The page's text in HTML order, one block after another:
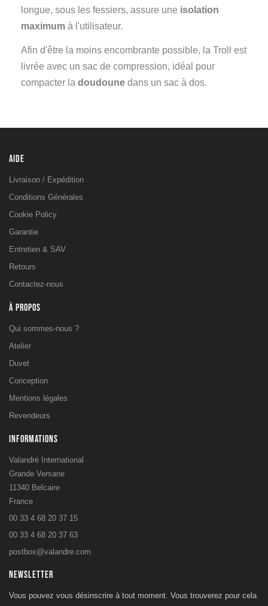
longue, sous les fessiers, assure une isolation
maximum à l'utilisateur.
Afin d'être la moins encombrante possible, la Troll est
livrée avec un sac de compression, idéal pour
compacter la doudoune dans un sac à dos.
AIDE
Livraison / Expédition
Conditions Générales
Cookie Policy
Garantie
Entretien & SAV
Retours
Contactez-nous
À PROPOS
Qui sommes-nous ?
Atelier
Duvet
Conception
Mentions légales
Revendeurs
INFORMATIONS
Valandré International
Grande Versane
11340 Belcaire
France
00 33 4 68 20 37 15
00 33 4 68 20 37 63
postbox@valandre.com
NEWSLETTER
Vous pouvez vous désinscrire à tout moment. Vous trouverez pour cela